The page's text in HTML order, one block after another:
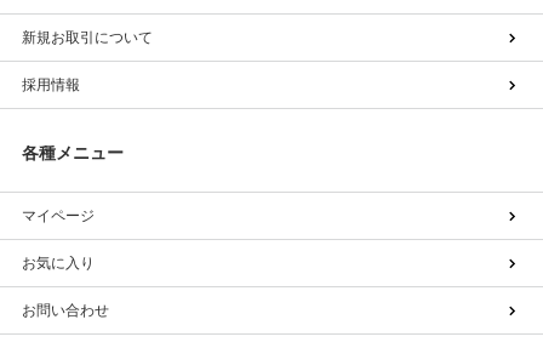
新規お取引について
採用情報
各種メニュー
マイページ
お気に入り
お問い合わせ